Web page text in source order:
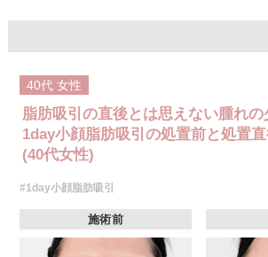
40代 女性
脂肪吸引の直後とは思えない腫れの
1day小顔脂肪吸引の処置前と処置
(40代女性)
#1day小顔脂肪吸引
施術前